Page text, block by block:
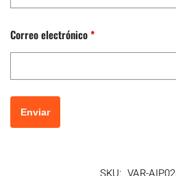
Correo electrónico*